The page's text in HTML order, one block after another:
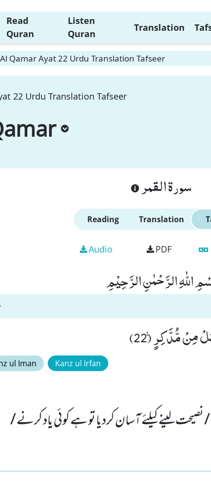
Read
Quran
Listen
Quran
Translation
Qamar Ayat 22 Urdu Translation Tafseer
22 Urdu Translation Tafseer
سورة القمر
Reading Translation
Audio PDF
اللّٰهِ الرَّحْمٰنِ الرَّحِیْمِ
مِنْ مُّدَّكِرٍ۠ (22)
ul Iman Kanz ul Irfan
لینے کیلئے آسان کردیا تو ہے کوئی یاد کرنے /